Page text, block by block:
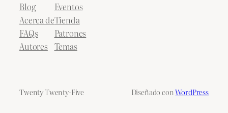
Blog
Acerca de
FAQs
Autores
Eventos
Tienda
Patrones
Temas
Twenty Twenty-Five Diseñado conWordPress